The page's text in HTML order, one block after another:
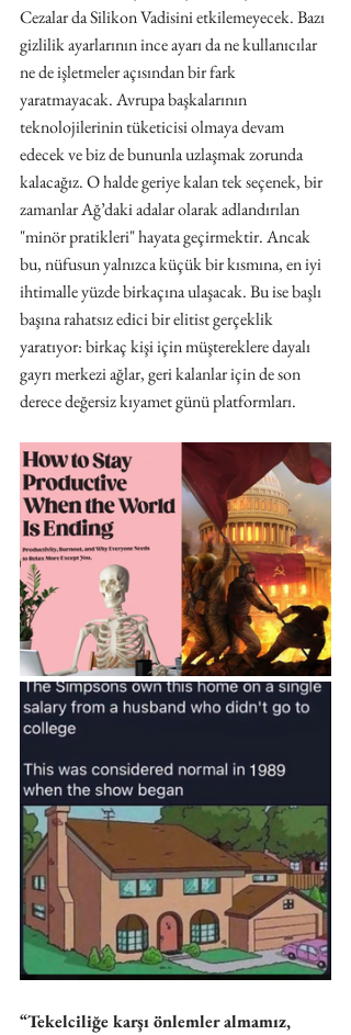
Cezalar da Silikon Vadisini etkilemeyecek. Bazı
gizlilik ayarlarının ince ayarı da ne kullanıcılar
ne de işletmeler açısından bir fark
yaratmayacak. Avrupa başkalarının
teknolojilerinin tüketicisi olmaya devam
edecek ve biz de bununla uzlaşmak zorunda
kalacağız. O halde geriye kalan tek seçenek, bir
zamanlar Ağ’daki adalar olarak adlandırılan
"minör pratikleri" hayata geçirmektir. Ancak
bu, nüfusun yalnızca küçük bir kısmına, en iyi
ihtimalle yüzde birkaçına ulaşacak. Bu ise başlı
başına rahatsız edici bir elitist gerçeklik
yaratıyor: birkaç kişi için müştereklere dayalı
gayrı merkezi ağlar, geri kalanlar için de son
derece değersiz kıyamet günü platformları.
“Tekelciliğe karşı önlemler almamız,